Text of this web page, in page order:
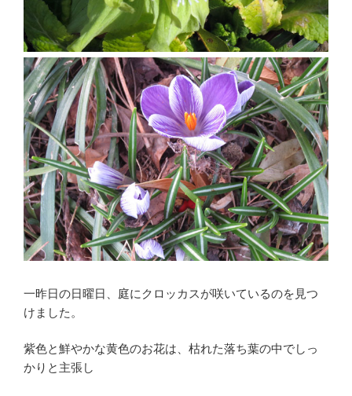
一昨日の日曜日、庭にクロッカスが咲いているのを見つ
けました。
紫色と鮮やかな黄色のお花は、枯れた落ち葉の中でしっ
かりと主張し